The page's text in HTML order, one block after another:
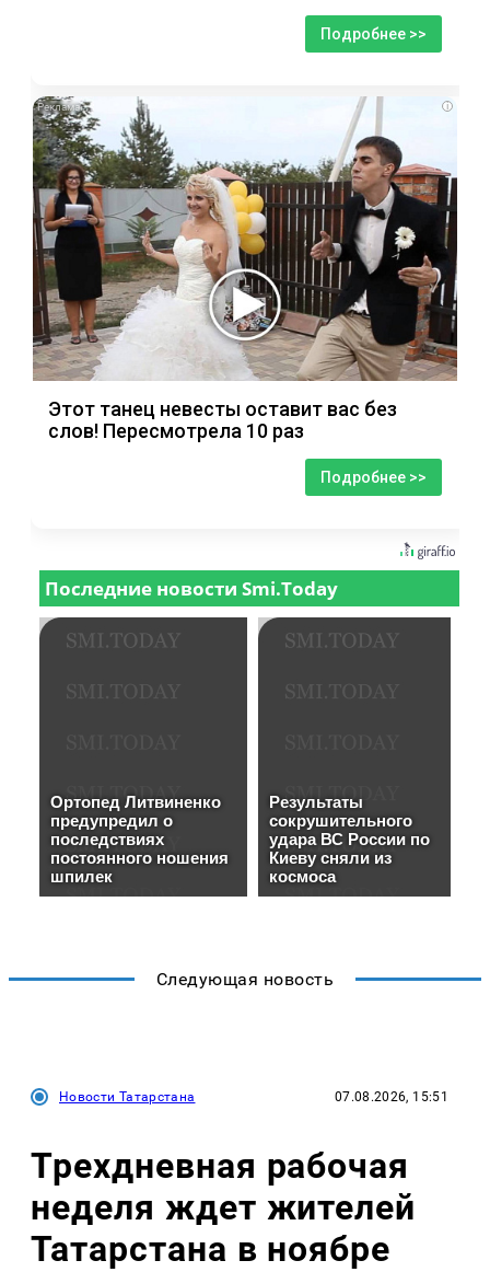
Подробнее >>
i
Этот танец невесты оставит вас без
слов! Пересмотрела 10 раз
Подробнее >>
Следующая новость
Новости Татарстана 07.08.2026, 15:51
Трехдневная рабочая
неделя ждет жителей
Татарстана в ноябре